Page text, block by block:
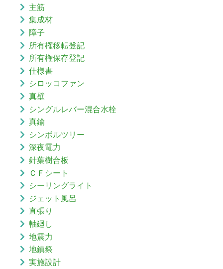
主筋
集成材
障子
所有権移転登記
所有権保存登記
仕様書
シロッコファン
真壁
シングルレバー混合水栓
真鍮
シンボルツリー
深夜電力
針葉樹合板
ＣＦシート
シーリングライト
ジェット風呂
直張り
軸廻し
地震力
地鎮祭
実施設計